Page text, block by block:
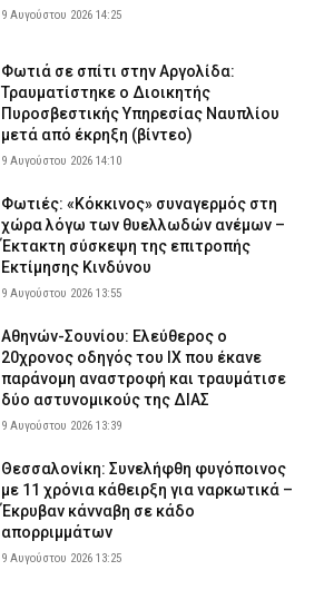
9 Αυγούστου 2026 14:25
Φωτιά σε σπίτι στην Αργολίδα:
Τραυματίστηκε o Διοικητής
Πυροσβεστικής Υπηρεσίας Ναυπλίου
μετά από έκρηξη (βίντεο)
9 Αυγούστου 2026 14:10
Φωτιές: «Κόκκινος» συναγερμός στη
χώρα λόγω των θυελλωδών ανέμων –
Έκτακτη σύσκεψη της επιτροπής
Εκτίμησης Κινδύνου
9 Αυγούστου 2026 13:55
Αθηνών-Σουνίου: Ελεύθερος ο
20χρονος οδηγός του ΙΧ που έκανε
παράνομη αναστροφή και τραυμάτισε
δύο αστυνομικούς της ΔΙΑΣ
9 Αυγούστου 2026 13:39
Θεσσαλονίκη: Συνελήφθη φυγόποινος
με 11 χρόνια κάθειρξη για ναρκωτικά –
Έκρυβαν κάνναβη σε κάδο
απορριμμάτων
9 Αυγούστου 2026 13:25